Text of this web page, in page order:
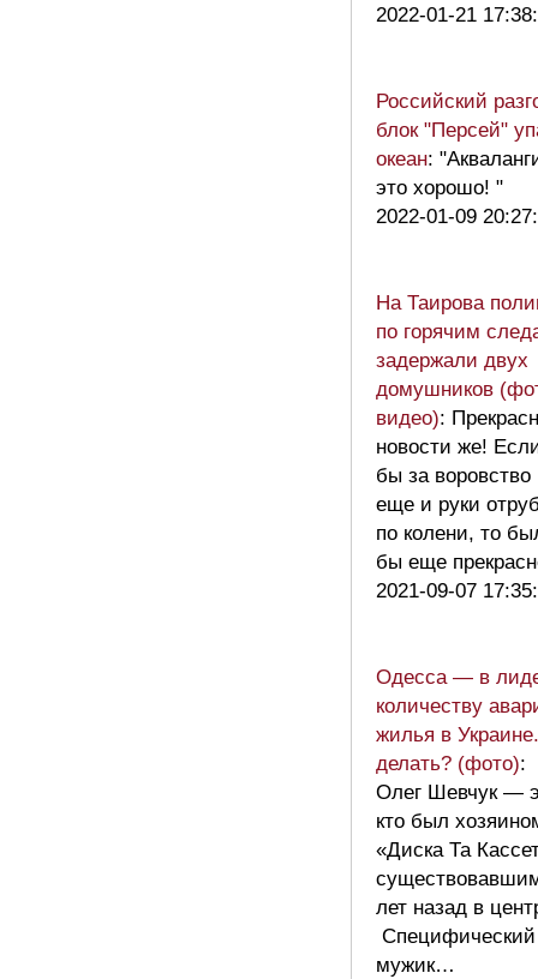
2022-01-21
Российский
блок "Персей"
океан:
это хорошо! "
2022-01-09
На Таирова
по горячим
задержали двух
домушников
видео):
новости же!
бы за воровство
еще и руки
по колени, то
бы еще
2021-09-07
Одесса — в
количеству
жилья в
делать? (фото):
Олег Шевчук —
кто был
«Диска Та
лет назад в
Специфический
мужик…